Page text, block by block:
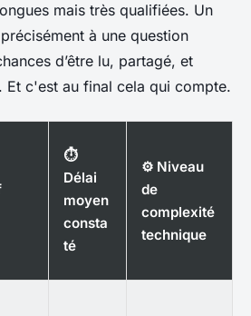
mais très qualifiées. Un
à une question
d’être lu, partagé, et
Et c'est au final cela qui compte.
⏱️
Délai
moyen
consta
té
⚙️ Niveau
de
complexité
technique